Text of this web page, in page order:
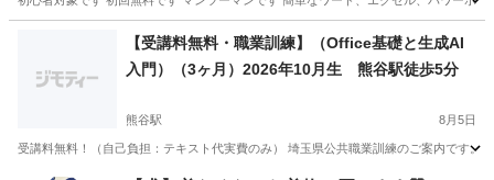
越谷駅 パソコン 1時間半
【受講料無料・職業訓練】（Office基礎と生成AI
入門）（3ヶ月）2026年10月生 熊谷駅徒歩5分
熊谷駅 8月5日
受講料無料！（自己負担：テキスト代実費のみ） 埼玉県公共職業訓練のご案内です